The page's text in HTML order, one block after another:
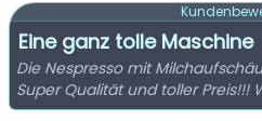
Eine ganz tolle Maschine
Die Nespresso mit
Super Qualität und toller Preis!!!